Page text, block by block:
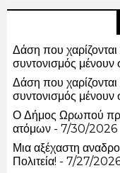
Δάση που
συντονισμός μένουν
Δάση που
συντονισμός μένουν
Ο Δήμος Ωρωπού
ατόμων - 7/30/2026
Μια αξέχαστη
Πολιτεία! - 7/27/